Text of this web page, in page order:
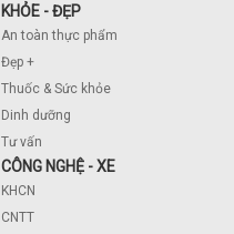
KHỎE - ĐẸP
An toàn thực phẩm
Đẹp +
Thuốc & Sức khỏe
Dinh dưỡng
Tư vấn
CÔNG NGHỆ - XE
KHCN
CNTT